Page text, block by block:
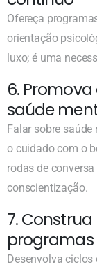
Ofereça
orientação
luxo; é uma
6.
saúde
Falar sobre
o cuidado com o
rodas de
conscientização.
7.
programas
Desenvolva